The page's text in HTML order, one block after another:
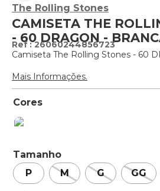
The Rolling Stones
CAMISETA THE
- 60 DRAGON -
:26060244856723
Camiseta The Rolling Stones - 60
Mais Informações.
Tamanho
P
M G GG